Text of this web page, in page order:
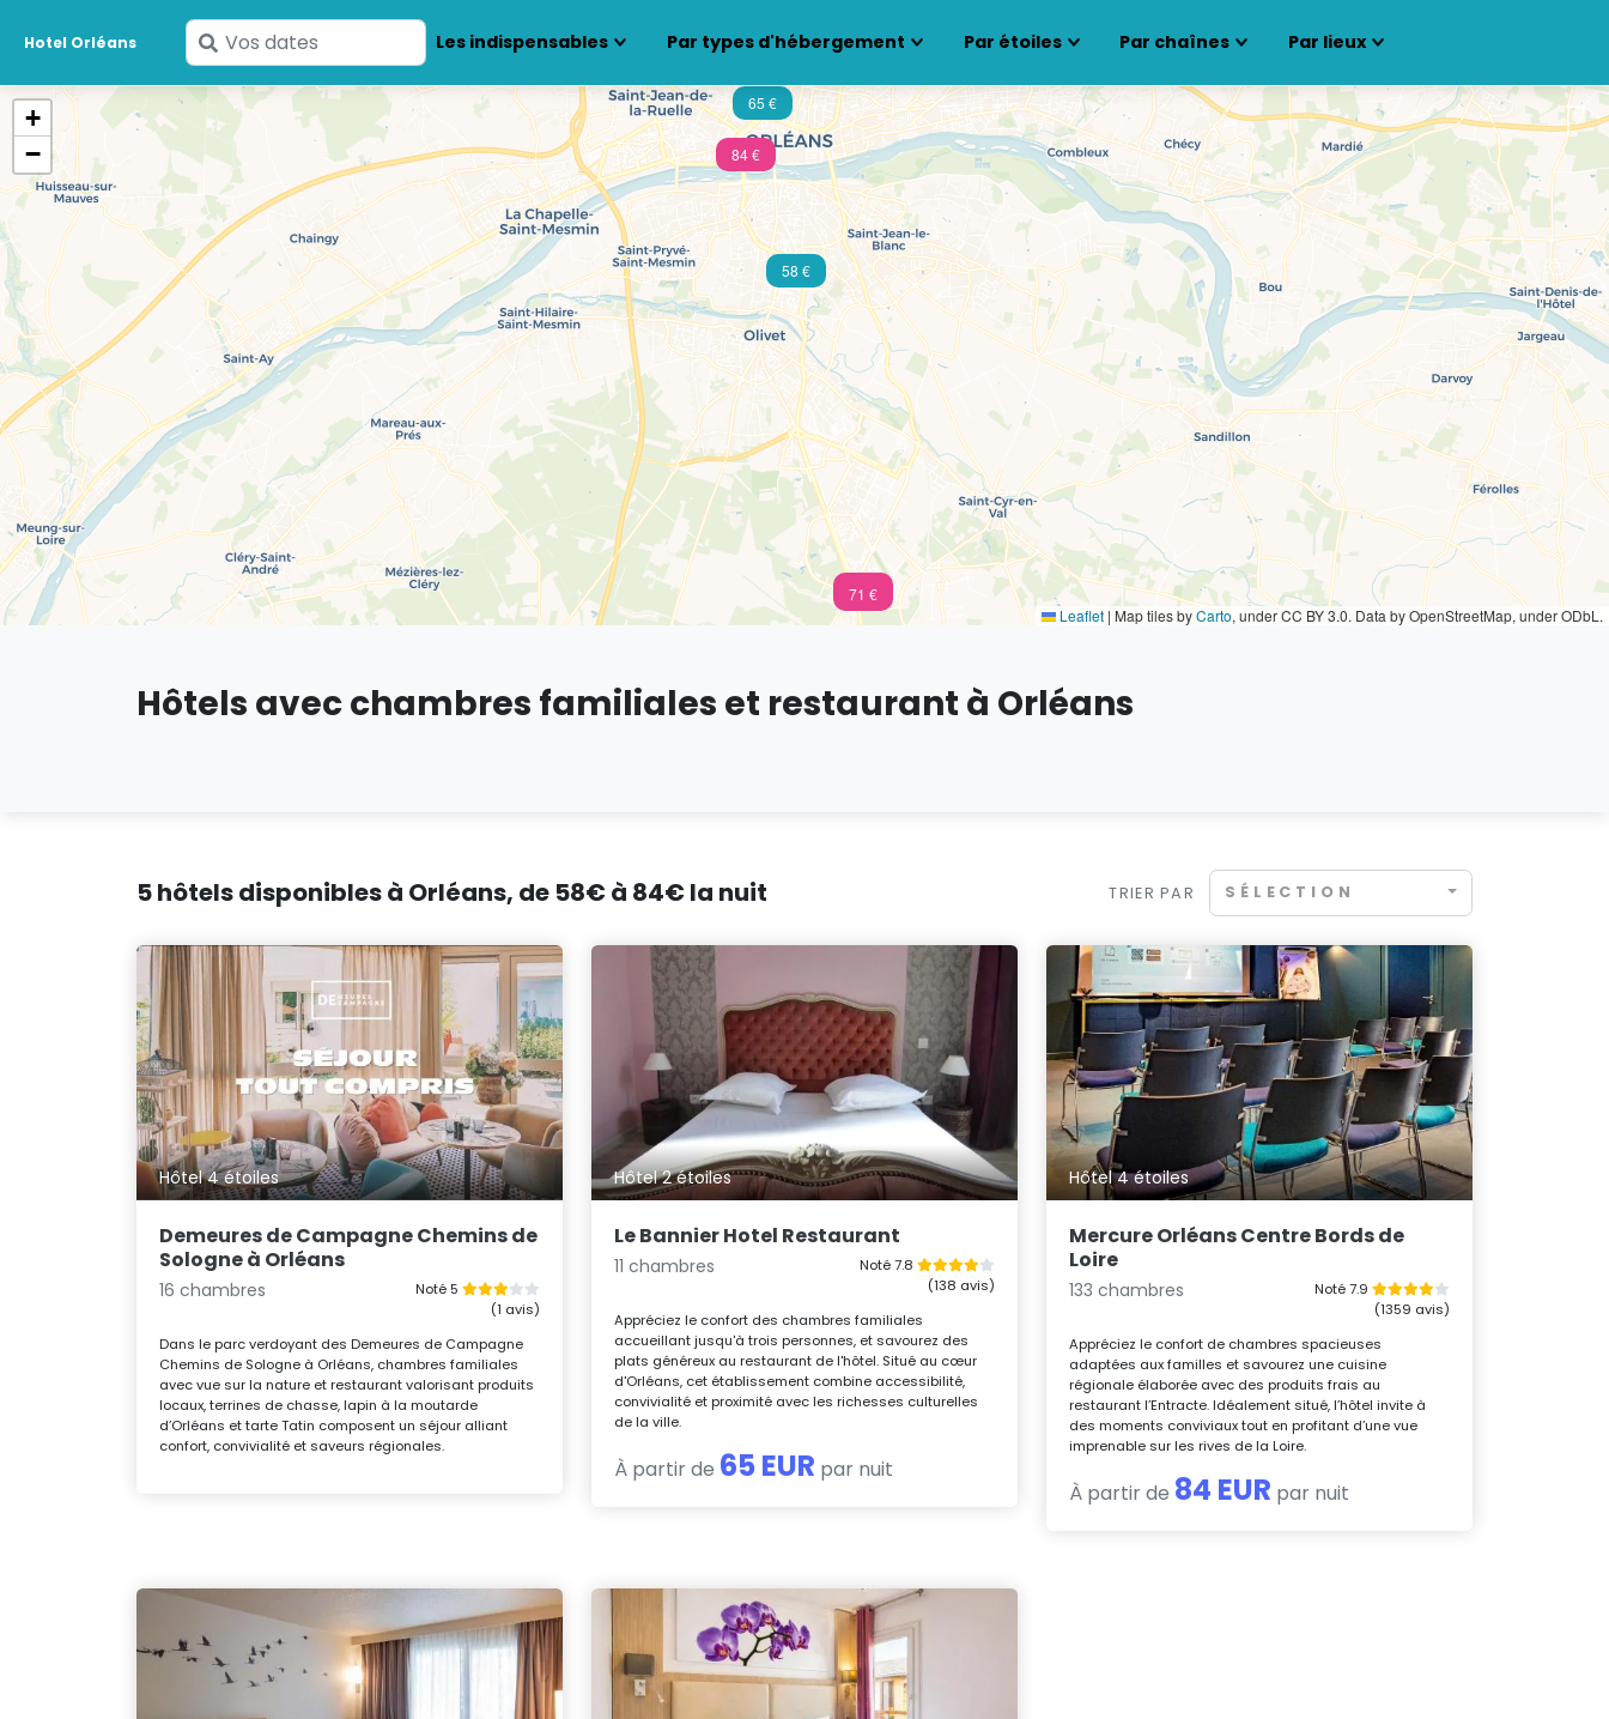
Hotel Orléans
Saisissez
vos
dates
Les indispensables Par types d'hébergement Par étoiles Par chaînes Par lieux
n.c.
84 €
71 €
65 €
58 €
+
−
Leaflet | Map tiles byCarto, under CC BY 3.0. Data by OpenStreetMap, under ODbL.
Hôtels avec chambres familiales et restaurant à Orléans
5 hôtels disponibles à Orléans, de 58€ à 84€ la nuit TRIER PAR SÉLECTION
Hôtel 4 étoiles
Demeures de Campagne Chemins de
Sologne à Orléans
16 chambres
Noté 5
(1 avis)
Dans le parc verdoyant des Demeures de Campagne
Chemins de Sologne à Orléans, chambres familiales
avec vue sur la nature et restaurant valorisant produits
locaux, terrines de chasse, lapin à la moutarde
d’Orléans et tarte Tatin composent un séjour alliant
confort, convivialité et saveurs régionales.
Hôtel 2 étoiles
Le Bannier Hotel Restaurant
11 chambres
Noté 7.8
(138 avis)
Appréciez le confort des chambres familiales
accueillant jusqu'à trois personnes, et savourez des
plats généreux au restaurant de l'hôtel. Situé au cœur
d'Orléans, cet établissement combine accessibilité,
convivialité et proximité avec les richesses culturelles
de la ville.
À partir de 65 EUR par nuit
Hôtel 4 étoiles
Mercure Orléans Centre Bords de
Loire
133 chambres
Noté 7.9
(1359 avis)
Appréciez le confort de chambres spacieuses
adaptées aux familles et savourez une cuisine
régionale élaborée avec des produits frais au
restaurant l’Entracte. Idéalement situé, l’hôtel invite à
des moments conviviaux tout en profitant d’une vue
imprenable sur les rives de la Loire.
À partir de 84 EUR par nuit